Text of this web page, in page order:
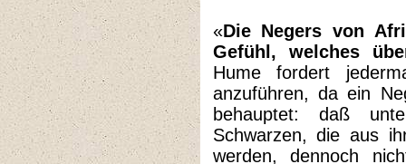
«Die Negers von
Gefühl, welches
Hume fordert
anzuführen, da ein
behauptet: daß
Schwarzen, die aus
werden, dennoch